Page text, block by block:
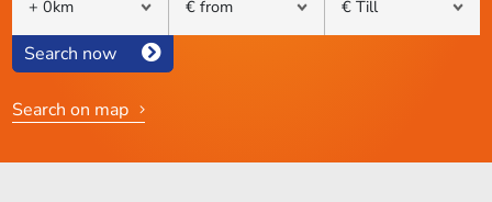
Search now
Search on map